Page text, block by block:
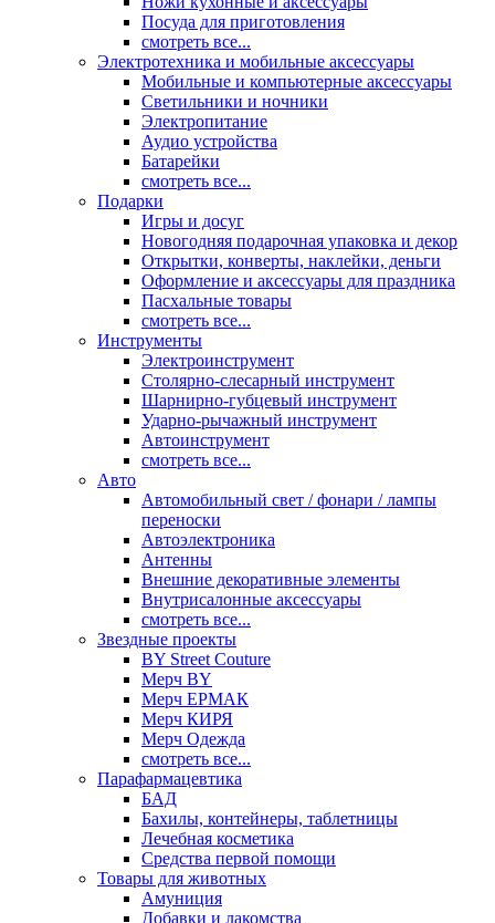
Посуда для приготовления
смотреть все...
Электротехника и мобильные аксессуары
Мобильные и компьютерные аксессуары
Светильники и ночники
Электропитание
Аудио устройства
Батарейки
смотреть все...
Подарки
Игры и досуг
Новогодняя подарочная упаковка и декор
Открытки, конверты, наклейки, деньги
Оформление и аксессуары для праздника
Пасхальные товары
смотреть все...
Инструменты
Электроинструмент
Столярно-слесарный инструмент
Шарнирно-губцевый инструмент
Ударно-рычажный инструмент
Автоинструмент
смотреть все...
Авто
Автомобильный свет / фонари / лампы
переноски
Автоэлектроника
Антенны
Внешние декоративные элементы
Внутрисалонные аксессуары
смотреть все...
Звездные проекты
BY Street Couture
Мерч BY
Мерч ЕРМАК
Мерч КИРЯ
Мерч Одежда
смотреть все...
Парафармацевтика
БАД
Бахилы, контейнеры, таблетницы
Лечебная косметика
Средства первой помощи
Товары для животных
Амуниция
Добавки и лакомства